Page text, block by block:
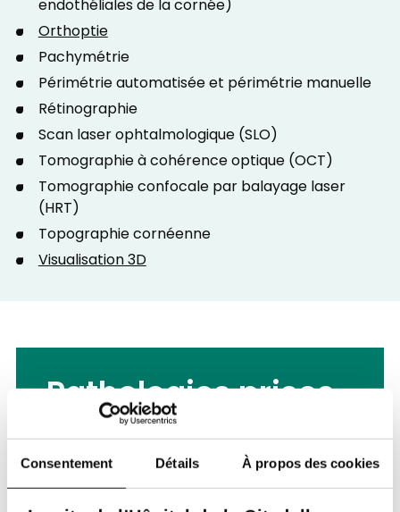
Consentement Détails À propos des cookies
endothéliales de la cornée)
Orthoptie
Pachymétrie
Périmétrie automatisée et périmétrie manuelle
Rétinographie
Scan laser ophtalmologique (SLO)
Tomographie à cohérence optique (OCT)
Tomographie confocale par balayage laser
(HRT)
Topographie cornéenne
Visualisation 3D
Pathologies prises
en charge
Cataracte
Décollement de rétine